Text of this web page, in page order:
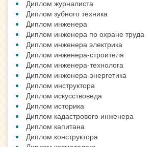
Диплом журналиста
Диплом зубного техника
Диплом инженера
Диплом инженера по охране труда
Диплом инженера электрика
Диплом инженера-строителя
Диплом инженера-технолога
Диплом инженера-энергетика
Диплом инструктора
Диплом искусствоведа
Диплом историка
Диплом кадастрового инженера
Диплом капитана
Диплом конструктора